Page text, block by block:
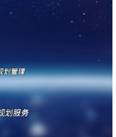
置工作提醒，确保备案
时获取政策更新信息。
描述过于简略或存在偏
变更未及时更新;产品方